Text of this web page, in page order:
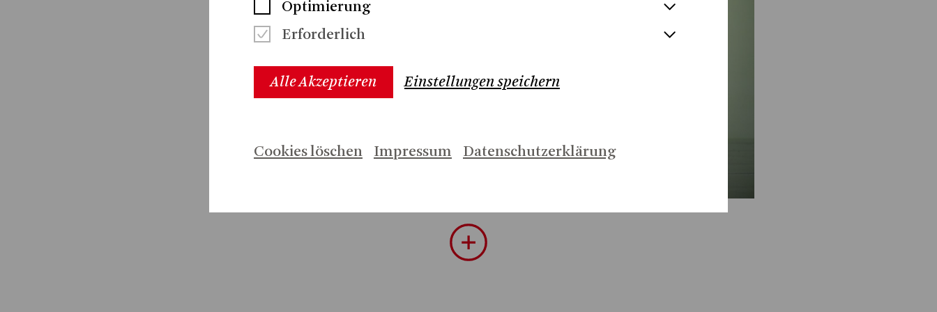
Optimierung
Erforderlich
Alle Akzeptieren Einstellungen speichern
Cookies löschen Impressum Datenschutzerklärung